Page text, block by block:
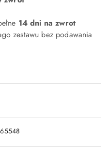
14 dni na zwrot
zestawu bez podawania